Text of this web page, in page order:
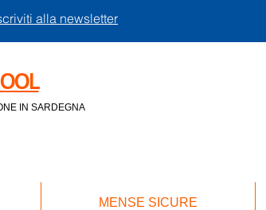
alla newsletter
IN SARDEGNA
MENSE SICURE